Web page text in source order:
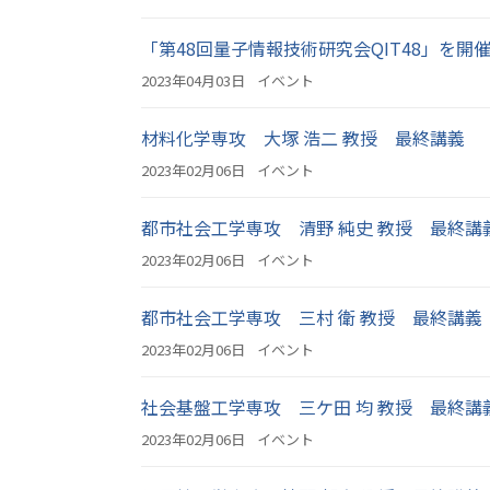
「第48回量子情報技術研究会QIT48」を開
2023年04月03日 イベント
材料化学専攻 大塚 浩二 教授 最終講義
2023年02月06日 イベント
都市社会工学専攻 清野 純史 教授 最終講
2023年02月06日 イベント
都市社会工学専攻 三村 衛 教授 最終講義
2023年02月06日 イベント
社会基盤工学専攻 三ケ田 均 教授 最終講
2023年02月06日 イベント